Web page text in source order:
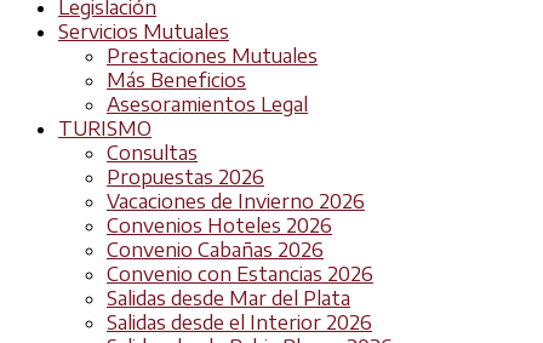
Legislación
Servicios Mutuales
Prestaciones Mutuales
Más Beneficios
Asesoramientos Legal
TURISMO
Consultas
Propuestas 2026
Vacaciones de Invierno 2026
Convenios Hoteles 2026
Convenio Cabañas 2026
Convenio con Estancias 2026
Salidas desde Mar del Plata
Salidas desde el Interior 2026